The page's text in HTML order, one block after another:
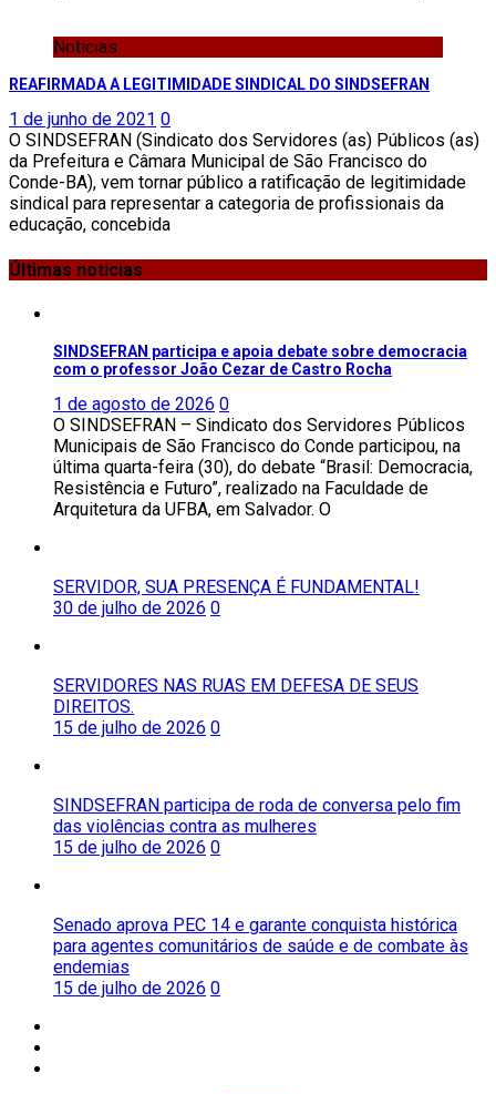
Notícias
REAFIRMADA A LEGITIMIDADE SINDICAL DO SINDSEFRAN
1 de junho de 2021 0
O SINDSEFRAN (Sindicato dos Servidores (as) Públicos (as)
da Prefeitura e Câmara Municipal de São Francisco do
Conde-BA), vem tornar público a ratificação de legitimidade
sindical para representar a categoria de profissionais da
educação, concebida
Últimas noticias
SINDSEFRAN participa e apoia debate sobre democracia
com o professor João Cezar de Castro Rocha
1 de agosto de 2026 0
O SINDSEFRAN – Sindicato dos Servidores Públicos
Municipais de São Francisco do Conde participou, na
última quarta-feira (30), do debate “Brasil: Democracia,
Resistência e Futuro”, realizado na Faculdade de
Arquitetura da UFBA, em Salvador. O
SERVIDOR, SUA PRESENÇA É FUNDAMENTAL!
30 de julho de 2026 0
SERVIDORES NAS RUAS EM DEFESA DE SEUS
DIREITOS.
15 de julho de 2026 0
SINDSEFRAN participa de roda de conversa pelo fim
das violências contra as mulheres
15 de julho de 2026 0
Senado aprova PEC 14 e garante conquista histórica
para agentes comunitários de saúde e de combate às
endemias
15 de julho de 2026 0